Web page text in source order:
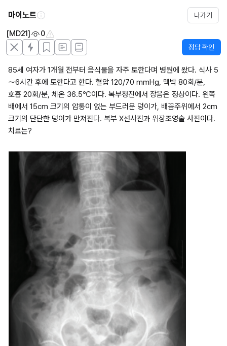
마이노트 나가기
[MD21] 0
정답 확인
85세 여자가 1개월 전부터 음식물을 자주 토한다며 병원에 왔다. 식사 5
～6시간 후에 토한다고 한다. 혈압 120/70 mmHg, 맥박 80회/분,
호흡 20회/분, 체온 36.5℃이다. 복부청진에서 장음은 정상이다. 왼쪽
배에서 15cm 크기의 압통이 없는 부드러운 덩이가, 배꼽주위에서 2cm
크기의 단단한 덩이가 만져진다. 복부 X선사진과 위장조영술 사진이다.
치료는?